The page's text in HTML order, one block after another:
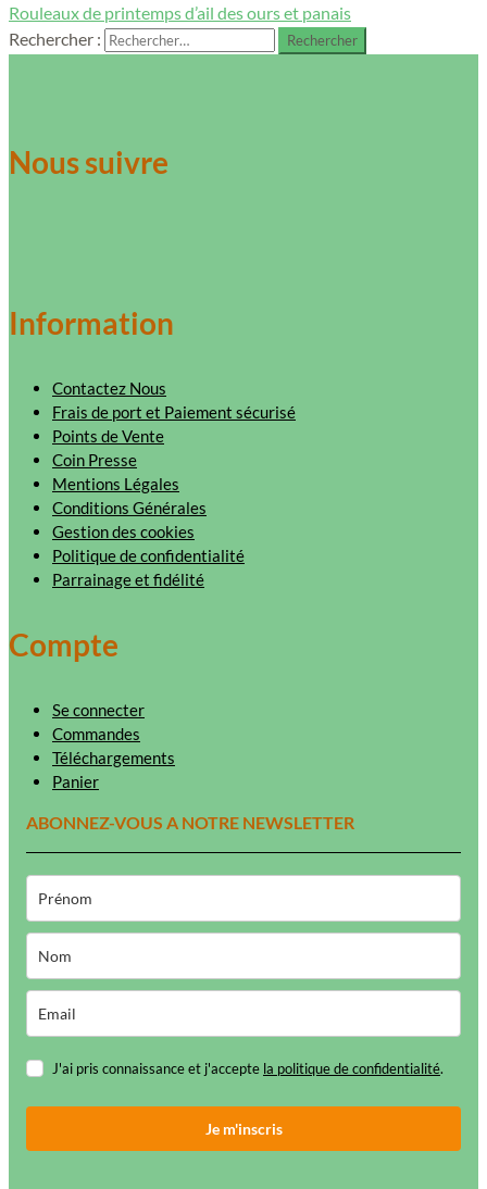
Rouleaux de printemps d’ail des ours et panais
Rechercher :
Nous suivre
Information
Contactez Nous
Frais de port et Paiement sécurisé
Points de Vente
Coin Presse
Mentions Légales
Conditions Générales
Gestion des cookies
Politique de confidentialité
Parrainage et fidélité
Compte
Se connecter
Commandes
Téléchargements
Panier
ABONNEZ-VOUS A NOTRE NEWSLETTER
J'ai pris connaissance et j'accepte la politique de confidentialité.
Je m'inscris